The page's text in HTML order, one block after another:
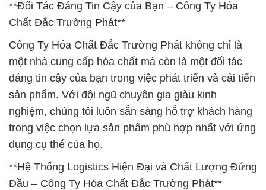
**Đối Tác Đáng Tin Cậy của Bạn – Công Ty Hóa
Chất Đắc Trường Phát**
Công Ty Hóa Chất Đắc Trường Phát không chỉ là
một nhà cung cấp hóa chất mà còn là một đối tác
đáng tin cậy của bạn trong việc phát triển và cải tiến
sản phẩm. Với đội ngũ chuyên gia giàu kinh
nghiệm, chúng tôi luôn sẵn sàng hỗ trợ khách hàng
trong việc chọn lựa sản phẩm phù hợp nhất với ứng
dụng cụ thể của họ.
**Hệ Thống Logistics Hiện Đại và Chất Lượng Đứng
Đầu – Công Ty Hóa Chất Đắc Trường Phát**